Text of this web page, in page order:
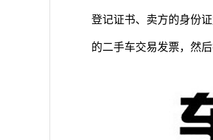
登记证书、卖方的身份
的二手车交易发票，然